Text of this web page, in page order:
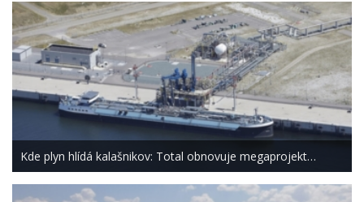
Kde plyn hlídá kalašnikov: Total obnovuje megaprojekt…